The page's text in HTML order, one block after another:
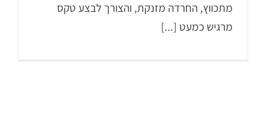
מתכווץ, החרדה מזנקת, והצורך לבצע טקס
מרגיש כמעט [...]